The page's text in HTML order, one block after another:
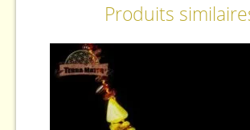
Produits